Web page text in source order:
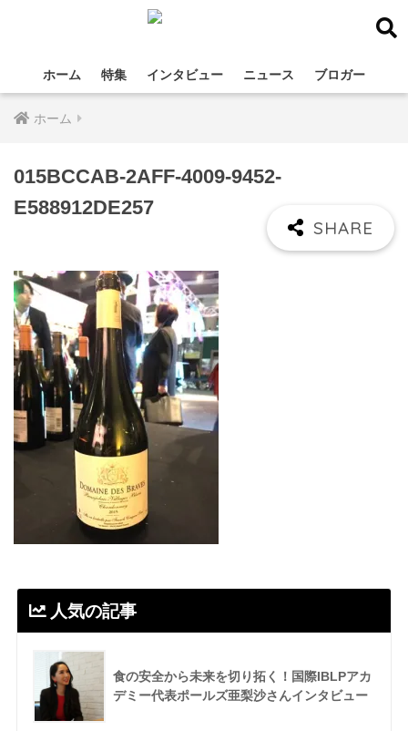
ホーム 特集 インタビュー ニュース ブロガー
ホーム
015BCCAB-2AFF-4009-9452-
E588912DE257
人気の記事
食の安全から未来を切り拓く！国際IBLPアカ
デミー代表ポールズ亜梨沙さんインタビュー